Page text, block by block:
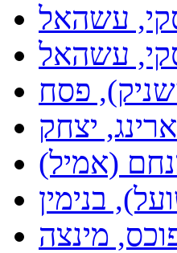
עשהאל
עשהאל
פסח
יצחק
(אמיל)
בנימין
מינצה